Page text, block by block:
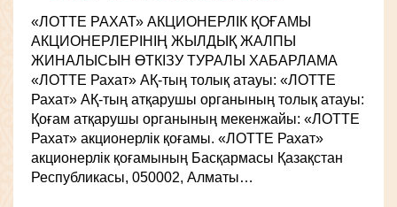
«ЛОТТЕ РАХАТ» АКЦИОНЕРЛІК ҚОҒАМЫ
АКЦИОНЕРЛЕРІНІҢ ЖЫЛДЫҚ ЖАЛПЫ
ЖИНАЛЫСЫН ӨТКІЗУ ТУРАЛЫ ХАБАРЛАМА
«ЛОТТЕ Рахат» АҚ-тың толық атауы: «ЛОТТЕ
Рахат» АҚ-тың атқарушы органының толық атауы:
Қоғам атқарушы органының мекенжайы: «ЛОТТЕ
Рахат» акционерлік қоғамы. «ЛОТТЕ Рахат»
акционерлік қоғамының Басқармасы Қазақстан
Республикасы, 050002, Алматы…